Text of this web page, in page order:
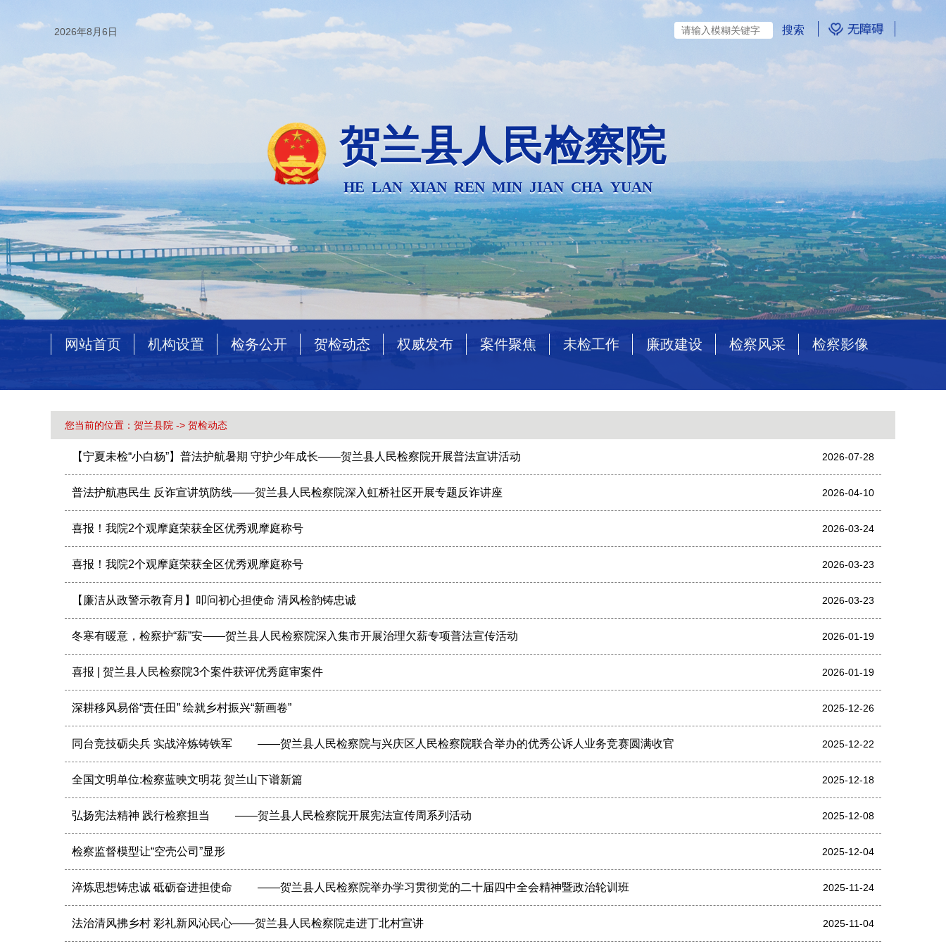
2026年8月6日
贺兰县人民检察院
HE LAN XIAN REN MIN JIAN CHA YUAN
网站首页 机构设置 检务公开 贺检动态 权威发布 案件聚焦 未检工作 廉政建设 检察风采 检察影像
您当前的位置： 贺兰县院 -> 贺检动态
【宁夏未检“小白杨”】普法护航暑期 守护少年成长——贺兰县人民检察院开展普法宣讲活动 2026-07-28
普法护航惠民生 反诈宣讲筑防线——贺兰县人民检察院深入虹桥社区开展专题反诈讲座 2026-04-10
喜报！我院2个观摩庭荣获全区优秀观摩庭称号 2026-03-24
喜报！我院2个观摩庭荣获全区优秀观摩庭称号 2026-03-23
【廉洁从政警示教育月】叩问初心担使命 清风检韵铸忠诚 2026-03-23
冬寒有暖意，检察护“薪”安——贺兰县人民检察院深入集市开展治理欠薪专项普法宣传活动 2026-01-19
喜报 | 贺兰县人民检察院3个案件获评优秀庭审案件 2026-01-19
深耕移风易俗“责任田” 绘就乡村振兴“新画卷” 2025-12-26
同台竞技砺尖兵 实战淬炼铸铁军 ——贺兰县人民检察院与兴庆区人民检察院联合举办的优秀公诉人业务竞赛圆满收官 2025-12-22
全国文明单位:检察蓝映文明花 贺兰山下谱新篇 2025-12-18
弘扬宪法精神 践行检察担当 ——贺兰县人民检察院开展宪法宣传周系列活动 2025-12-08
检察监督模型让“空壳公司”显形 2025-12-04
淬炼思想铸忠诚 砥砺奋进担使命 ——贺兰县人民检察院举办学习贯彻党的二十届四中全会精神暨政治轮训班 2025-11-24
法治清风拂乡村 彩礼新风沁民心——贺兰县人民检察院走进丁北村宣讲 2025-11-04